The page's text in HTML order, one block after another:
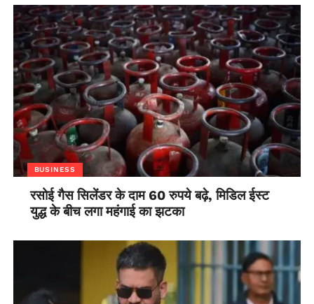
BUSINESS
रसोई गैस सिलेंडर के दाम 60 रुपये बढ़े, मिडिल ईस्ट
युद्ध के बीच लगा महंगाई का झटका